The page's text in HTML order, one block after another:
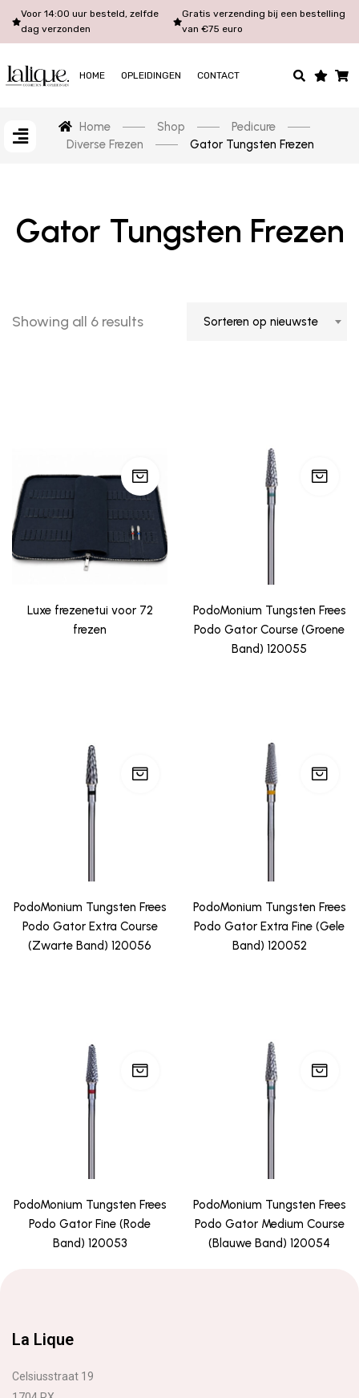
Voor 14:00 uur besteld, zelfde
dag verzonden
Gratis verzending bij een bestelling
van €75 euro
HOME OPLEIDINGEN CONTACT
Home Shop
Pedicure
Diverse Frezen
Gator Tungsten Frezen
Gator Tungsten Frezen
Showing all 6 results Sorteren op nieuwste
Luxe frezenetui voor 72
frezen
PodoMonium Tungsten Frees
Podo Gator Course (Groene
Band) 120055
PodoMonium Tungsten Frees
Podo Gator Extra Course
(Zwarte Band) 120056
PodoMonium Tungsten Frees
Podo Gator Extra Fine (Gele
Band) 120052
PodoMonium Tungsten Frees
Podo Gator Fine (Rode
Band) 120053
PodoMonium Tungsten Frees
Podo Gator Medium Course
(Blauwe Band) 120054
La Lique
Celsiusstraat 19